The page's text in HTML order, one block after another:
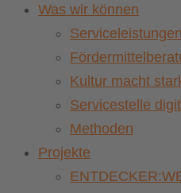
Was wir können
Serviceleistungen
Kultur macht
Servicestelle
Methoden
Projekte